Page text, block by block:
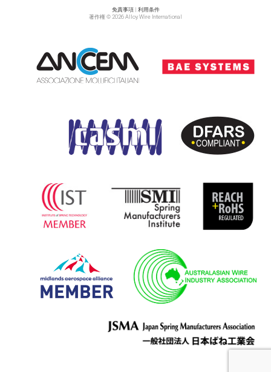
免責事項| 利用条件
著作権 © 2026 Alloy Wire International